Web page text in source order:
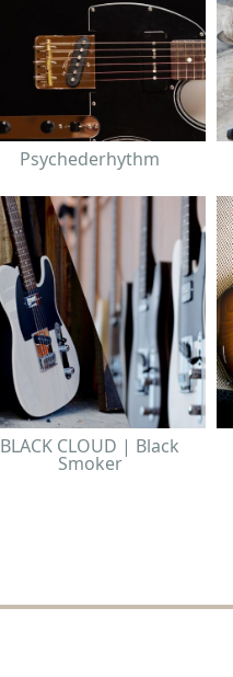
Psychederhythm
BLACK CLOUD | Black
Smoker